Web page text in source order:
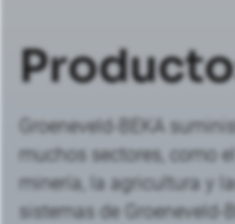
Groeneveld-BEKA
muchos sectores, como
minería, la agricultura y
sistemas de Groeneveld-